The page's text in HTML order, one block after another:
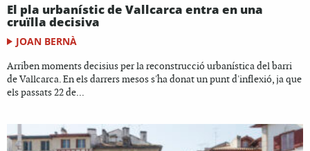
El pla urbanístic de Vallcarca entra en una
cruïlla decisiva
JOAN BERNÀ
Arriben moments decisius per la reconstrucció urbanística del barri
de Vallcarca. En els darrers mesos s'ha donat un punt d'inflexió, ja que
els passats 22 de...